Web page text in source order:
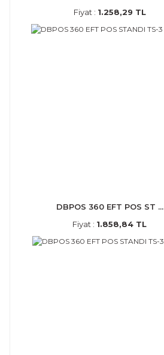
Fiyat : 1.258,29 TL
DBPOS 360 EFT POS ST ...
Fiyat : 1.858,84 TL